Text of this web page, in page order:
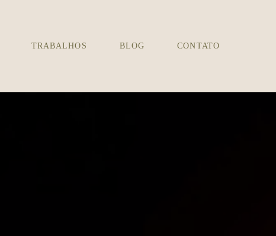
TRABALHOS BLOG CONTATO